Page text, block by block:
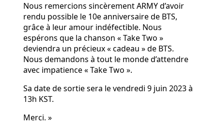
Nous remercions sincèrement ARMY d’avoir
rendu possible le 10e anniversaire de BTS,
grâce à leur amour indéfectible. Nous
espérons que la chanson « Take Two »
deviendra un précieux « cadeau » de BTS.
Nous demandons à tout le monde d’attendre
avec impatience « Take Two ».
Sa date de sortie sera le vendredi 9 juin 2023 à
13h KST.
Merci. »